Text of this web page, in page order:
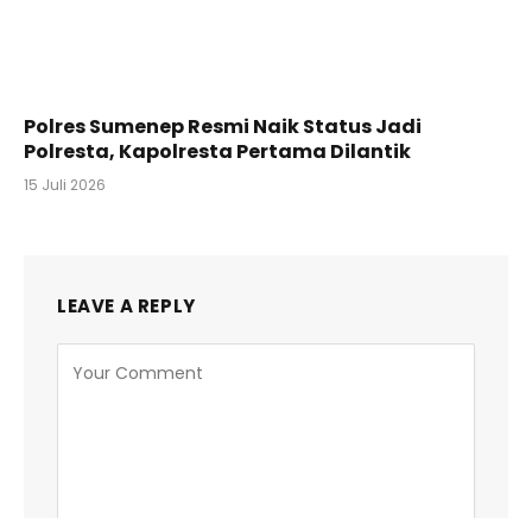
Polres Sumenep Resmi Naik Status Jadi
Polresta, Kapolresta Pertama Dilantik
15 Juli 2026
LEAVE A REPLY